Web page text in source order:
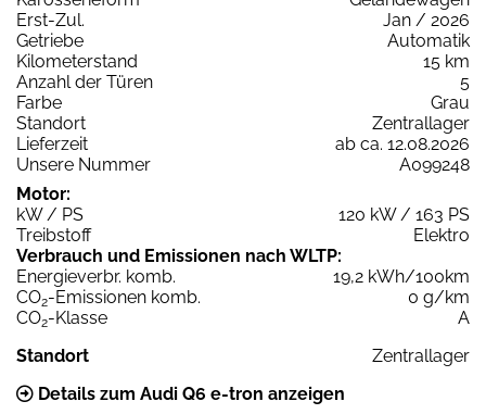
Erst-Zul.
Jan / 2026
Getriebe
Automatik
Kilometerstand
15 km
Anzahl der Türen
5
Farbe
Grau
Standort
Zentrallager
Lieferzeit
ab ca. 12.08.2026
Unsere Nummer
A099248
Motor:
kW / PS
120 kW / 163 PS
Treibstoff
Elektro
Verbrauch und Emissionen nach WLTP:
Energieverbr. komb.
19,2 kWh/100km
CO2-Emissionen komb.
0 g/km
CO2-Klasse
A
Standort
Zentrallager
Details zum Audi Q6 e-tron anzeigen